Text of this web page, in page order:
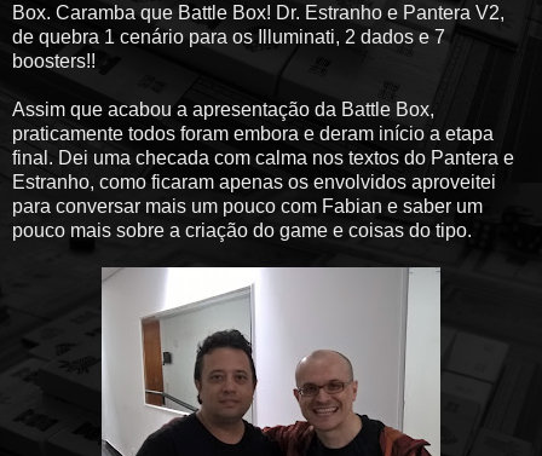
Box. Caramba que Battle Box! Dr. Estranho e Pantera V2,
de quebra 1 cenário para os Illuminati, 2 dados e 7
boosters!!
Assim que acabou a apresentação da Battle Box,
praticamente todos foram embora e deram início a etapa
final. Dei uma checada com calma nos textos do Pantera e
Estranho, como ficaram apenas os envolvidos aproveitei
para conversar mais um pouco com Fabian e saber um
pouco mais sobre a criação do game e coisas do tipo.